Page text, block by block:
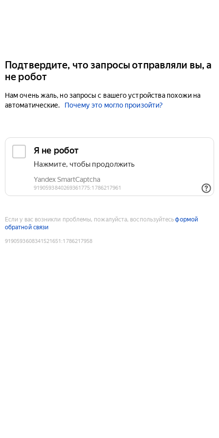
Подтвердите, что запросы отправляли вы, а
не робот
Нам очень жаль, но запросы с вашего устройства похожи на
автоматические.
Почему это могло произойти?
Если у вас возникли проблемы, пожалуйста, воспользуйтесьформой
обратной связи
9190593608341521651 :1786217958